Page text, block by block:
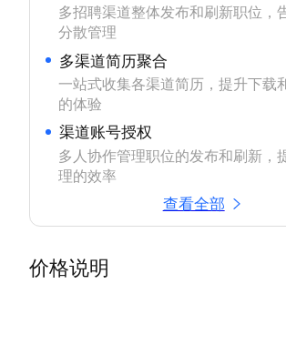
多招聘渠道整体发布和刷新职位，
分散管理
多渠道简历聚合
一站式收集各渠道简历，提升下载
的体验
渠道账号授权
多人协作管理职位的发布和刷新，
理的效率
查看全部
价格说明